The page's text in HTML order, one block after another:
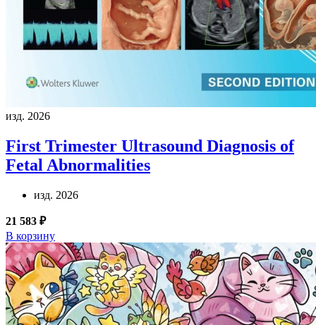
изд. 2026
First Trimester Ultrasound Diagnosis of
Fetal Abnormalities
изд. 2026
21 583 ₽
В корзину